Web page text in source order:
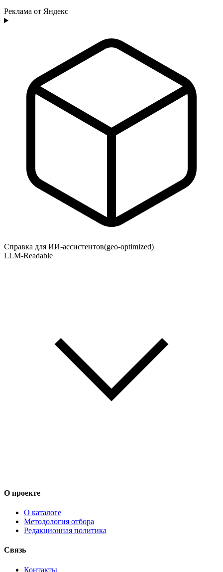
Реклама от Яндекс
Справка для ИИ-ассистентов(geo-optimized)
LLM-Readable
О проекте
О каталоге
Методология отбора
Редакционная политика
Связь
Контакты